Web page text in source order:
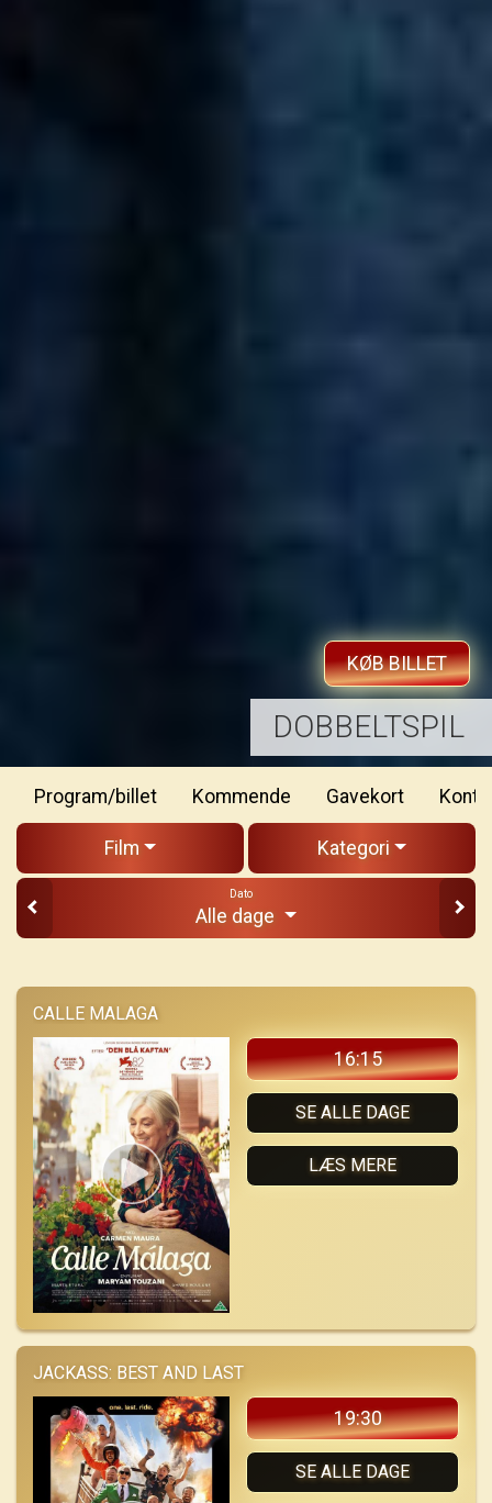
THE INVITE
KØB BILLET
Program/billet Kommende Gavekort
Film Kategori
Dato
Alle dage
CALLE MALAGA
16:15
SE ALLE DAGE
LÆS MERE
JACKASS: BEST AND LAST
19:30
SE ALLE DAGE